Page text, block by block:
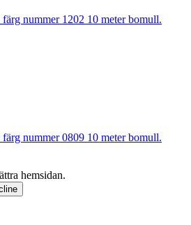
nummer 1202 10 meter bomull.
nummer 0809 10 meter bomull.
hemsidan.